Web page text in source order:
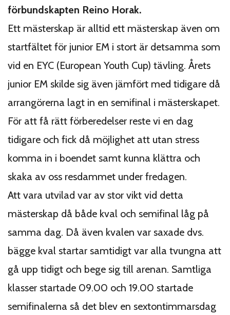
förbundskapten Reino Horak.
Ett mästerskap är alltid ett mästerskap även om
startfältet för junior EM i stort är detsamma som
vid en EYC (European Youth Cup) tävling. Årets
junior EM skilde sig även jämfört med tidigare då
arrangörerna lagt in en semifinal i mästerskapet.
För att få rätt förberedelser reste vi en dag
tidigare och fick då möjlighet att utan stress
komma in i boendet samt kunna klättra och
skaka av oss resdammet under fredagen.
Att vara utvilad var av stor vikt vid detta
mästerskap då både kval och semifinal låg på
samma dag. Då även kvalen var saxade dvs.
bägge kval startar samtidigt var alla tvungna att
gå upp tidigt och bege sig till arenan. Samtliga
klasser startade 09.00 och 19.00 startade
semifinalerna så det blev en sextontimmarsdag